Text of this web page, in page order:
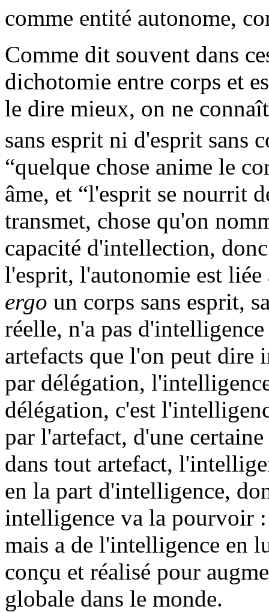
comme entité autonome,
Comme dit souvent dans
dichotomie entre corps et
le dire mieux, on ne
sans esprit ni d'esprit sans
“quelque chose anime le
âme, et “l'esprit se nourrit
transmet, chose qu'on
capacité d'intellection,
l'esprit, l'autonomie est
ergo un corps sans esprit,
réelle, n'a pas
artefacts que l'on peut dire
par délégation,
délégation, c'est
par l'artefact, d'une
dans tout artefact,
en la part d'intelligence,
intelligence va la pourvoir
mais a de l'intelligence en
conçu et réalisé pour
globale dans le monde.